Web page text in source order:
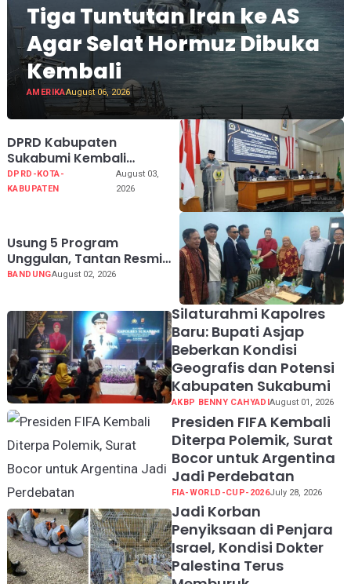
Tiga Tuntutan Iran ke AS
Agar Selat Hormuz Dibuka
Kembali
AMERIKAAugust 06, 2026
DPRD Kabupaten
Sukabumi Kembali
Melaksanakan Rapat
Paripurna Tahun Sidang
DPRD-KOTA-
KABUPATEN
August 03,
2026
Usung 5 Program
Unggulan, Tantan Resmi
Mendaftar Calon Ketua
BANDUNGAugust 02, 2026
Silaturahmi Kapolres
Baru: Bupati Asjap
Beberkan Kondisi
Geografis dan Potensi
Kabupaten Sukabumi
AKBP BENNY CAHYADIAugust 01, 2026
Presiden FIFA Kembali
Diterpa Polemik, Surat
Bocor untuk Argentina
Jadi Perdebatan
FIA-WORLD-CUP-2026July 28, 2026
Jadi Korban
Penyiksaan di Penjara
Israel, Kondisi Dokter
Palestina Terus